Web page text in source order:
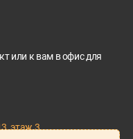
или к вам в офис для
этаж 3